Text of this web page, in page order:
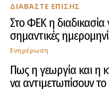
ΔΙΑΒΑΣΤΕ ΕΠΙΣΗΣ
Στο ΦΕΚ η διαδικασία
σημαντικές
Ενημέρωση
Πως η γεωργία και η
να αντιμετωπίσουν